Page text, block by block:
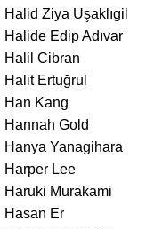
Halid Ziya Uşaklıgil
Halide Edip Adıvar
Halil Cibran
Halit Ertuğrul
Han Kang
Hannah Gold
Hanya Yanagihara
Harper Lee
Haruki Murakami
Hasan Er